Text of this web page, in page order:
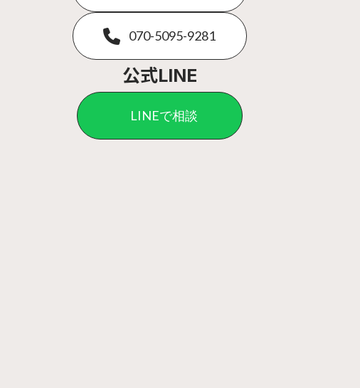
070-5095-9281
公式LINE
LINEで相談